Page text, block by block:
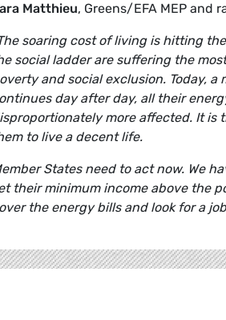
Matthieu, Greens/EFA MEP and
soaring cost of living is hitting
social ladder are suffering the
and social exclusion. Today,
day after day, all their
more affected. It is
to live a decent life.
States need to act now. We
their minimum income above the
the energy bills and look for a